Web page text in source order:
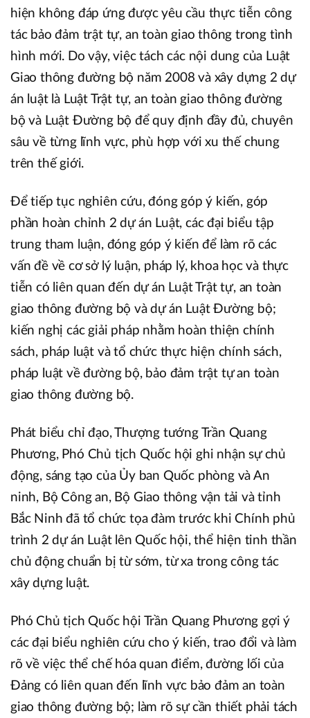
hiện không đáp ứng được yêu cầu thực tiễn công
tác bảo đảm trật tự, an toàn giao thông trong tình
hình mới. Do vậy, việc tách các nội dung của Luật
Giao thông đường bộ năm 2008 và xây dựng 2 dự
án luật là Luật Trật tự, an toàn giao thông đường
bộ và Luật Đường bộ để quy định đầy đủ, chuyên
sâu về từng lĩnh vực, phù hợp với xu thế chung
trên thế giới.
Để tiếp tục nghiên cứu, đóng góp ý kiến, góp
phần hoàn chỉnh 2 dự án Luật, các đại biểu tập
trung tham luận, đóng góp ý kiến để làm rõ các
vấn đề về cơ sở lý luận, pháp lý, khoa học và thực
tiễn có liên quan đến dự án Luật Trật tự, an toàn
giao thông đường bộ và dự án Luật Đường bộ;
kiến nghị các giải pháp nhằm hoàn thiện chính
sách, pháp luật và tổ chức thực hiện chính sách,
pháp luật về đường bộ, bảo đảm trật tự an toàn
giao thông đường bộ.
Phát biểu chỉ đạo, Thượng tướng Trần Quang
Phương, Phó Chủ tịch Quốc hội ghi nhận sự chủ
động, sáng tạo của Ủy ban Quốc phòng và An
ninh, Bộ Công an, Bộ Giao thông vận tải và tỉnh
Bắc Ninh đã tổ chức tọa đàm trước khi Chính phủ
trình 2 dự án Luật lên Quốc hội, thể hiện tinh thần
chủ động chuẩn bị từ sớm, từ xa trong công tác
xây dựng luật.
Phó Chủ tịch Quốc hội Trần Quang Phương gợi ý
các đại biểu nghiên cứu cho ý kiến, trao đổi và làm
rõ về việc thể chế hóa quan điểm, đường lối của
Đảng có liên quan đến lĩnh vực bảo đảm an toàn
giao thông đường bộ; làm rõ sự cần thiết phải tách